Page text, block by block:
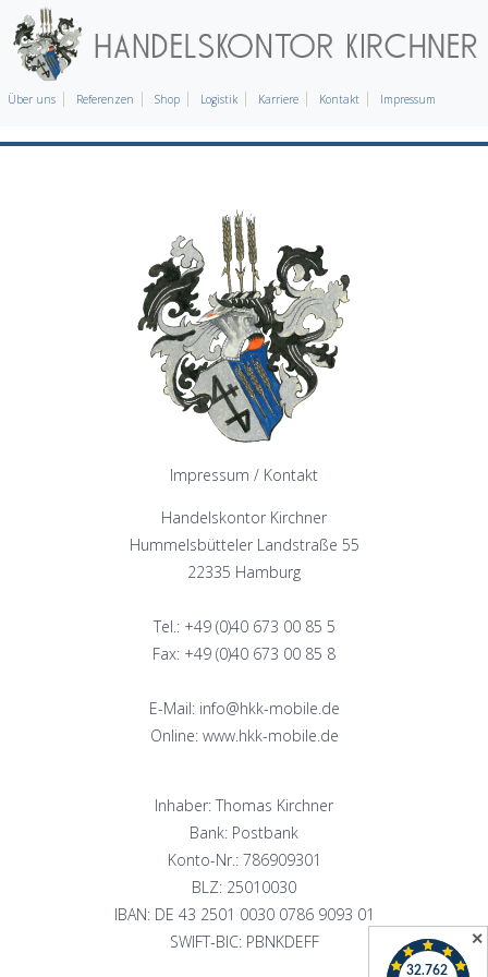
Über uns Referenzen Shop Logistik Karriere Kontakt Impressum
Impressum / Kontakt
Handelskontor Kirchner
Hummelsbütteler Landstraße 55
22335 Hamburg
Tel.: +49 (0)40 673 00 85 5
Fax: +49 (0)40 673 00 85 8
E-Mail: info@hkk-mobile.de
Online: www.hkk-mobile.de
Inhaber: Thomas Kirchner
Bank: Postbank
Konto-Nr.: 786909301
BLZ: 25010030
IBAN: DE 43 2501 0030 0786 9093 01
SWIFT-BIC: PBNKDEFF
✕